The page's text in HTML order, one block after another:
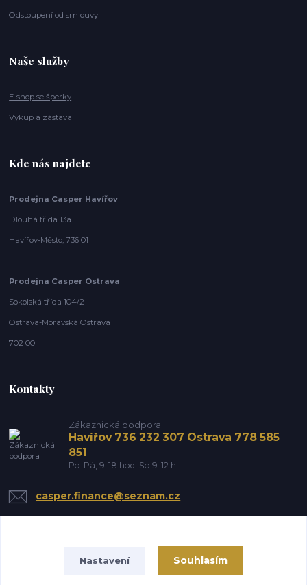
Odstoupení od smlouvy
Naše služby
E-shop se šperky
Výkup a zástava
Kde nás najdete
Prodejna Casper Havířov
Dlouhá třída 13a
Havířov-Město, 736 01
Prodejna Casper Ostrava
Sokolská třída 104/2
Ostrava-Moravská Ostrava
702 00
Kontakty
Zákaznická podpora
Havířov 736 232 307 Ostrava 778 585
851
Po-Pá, 9-18 hod. So 9-12 h.
casper.finance@seznam.cz
Nastavení Souhlasím